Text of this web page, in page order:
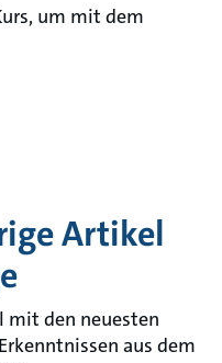
um mit dem
Artikel
mit den neuesten
aus dem